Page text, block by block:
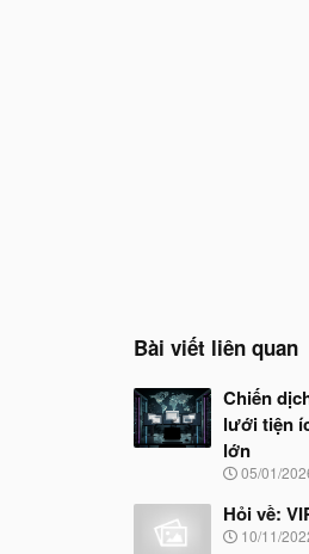
Bài viết liên quan
Chiến
lưới tiện
lớn
N
à
y
b
05/01/
Hỏi về:
N
10/11/